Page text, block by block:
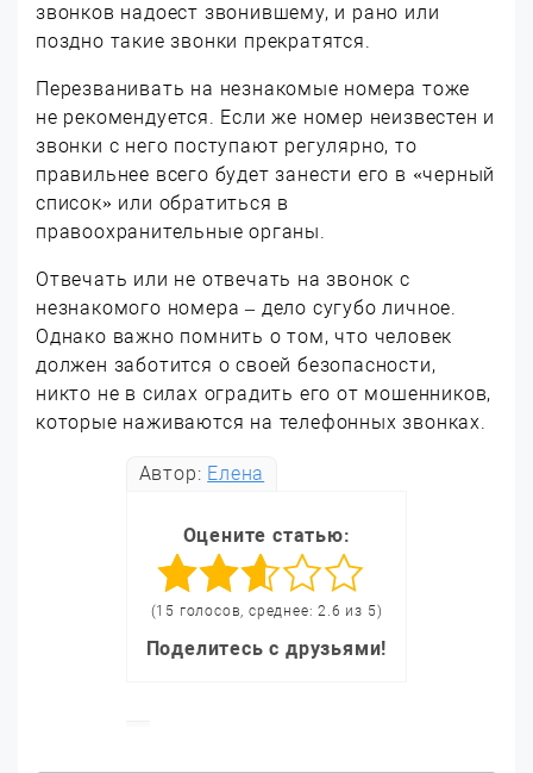
звонков надоест звонившему, и рано или
поздно такие звонки прекратятся.
Перезванивать на незнакомые номера тоже
не рекомендуется. Если же номер неизвестен и
звонки с него поступают регулярно, то
правильнее всего будет занести его в «черный
список» или обратиться в
правоохранительные органы.
Отвечать или не отвечать на звонок с
незнакомого номера – дело сугубо личное.
Однако важно помнить о том, что человек
должен заботится о своей безопасности,
никто не в силах оградить его от мошенников,
которые наживаются на телефонных звонках.
Автор: Елена
Оцените статью:
(15 голосов, среднее: 2.6 из 5)
Поделитесь с друзьями!